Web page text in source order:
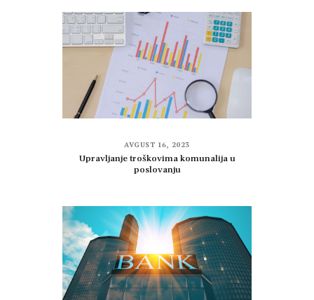
AVGUST 16, 2023
Upravljanje troškovima komunalija u
poslovanju